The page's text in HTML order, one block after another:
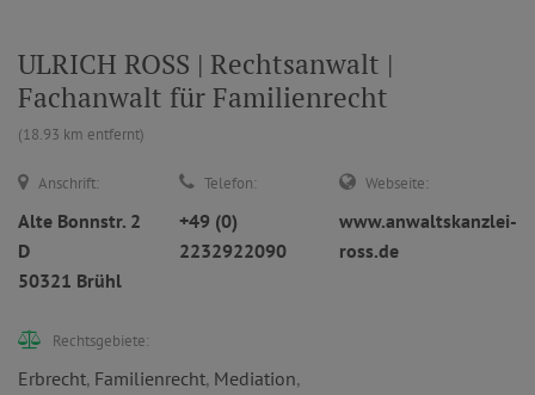
ULRICH ROSS | Rechtsanwalt |
Fachanwalt für Familienrecht
(18.93 km entfernt)
Anschrift:
Alte Bonnstr. 2
D
50321 Brühl
Telefon:
+49 (0)
2232922090
Webseite:
www.anwaltskanzlei-
ross.de
Rechtsgebiete:
Erbrecht, Familienrecht, Mediation,